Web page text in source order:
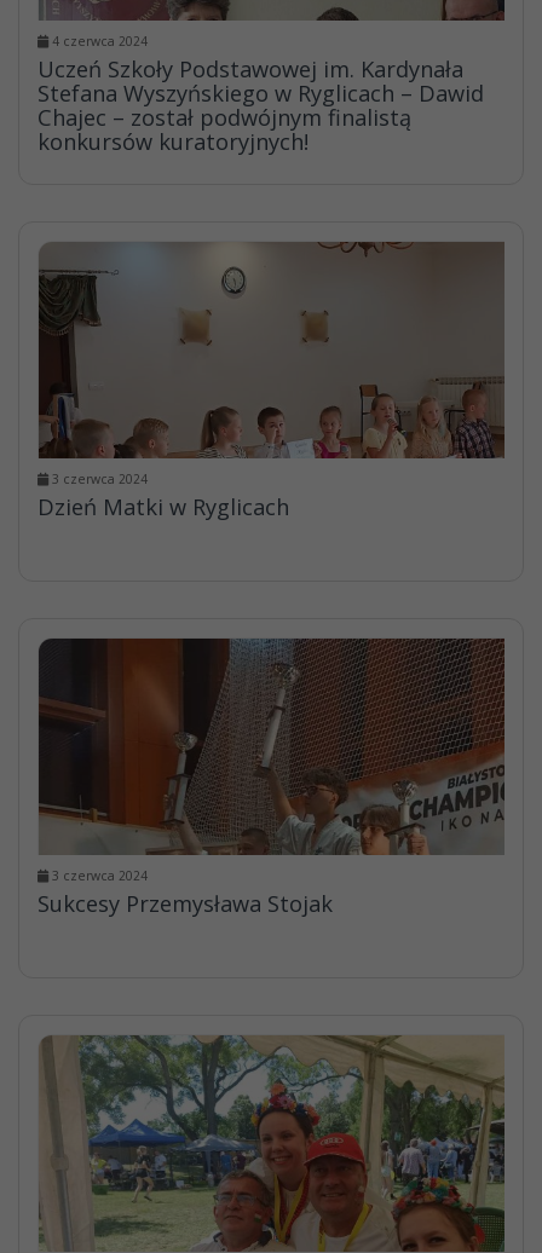
4 czerwca 2024
Uczeń Szkoły Podstawowej im. Kardynała
Stefana Wyszyńskiego w Ryglicach – Dawid
Chajec – został podwójnym finalistą
konkursów kuratoryjnych!
3 czerwca 2024
Dzień Matki w Ryglicach
3 czerwca 2024
Sukcesy Przemysława Stojak